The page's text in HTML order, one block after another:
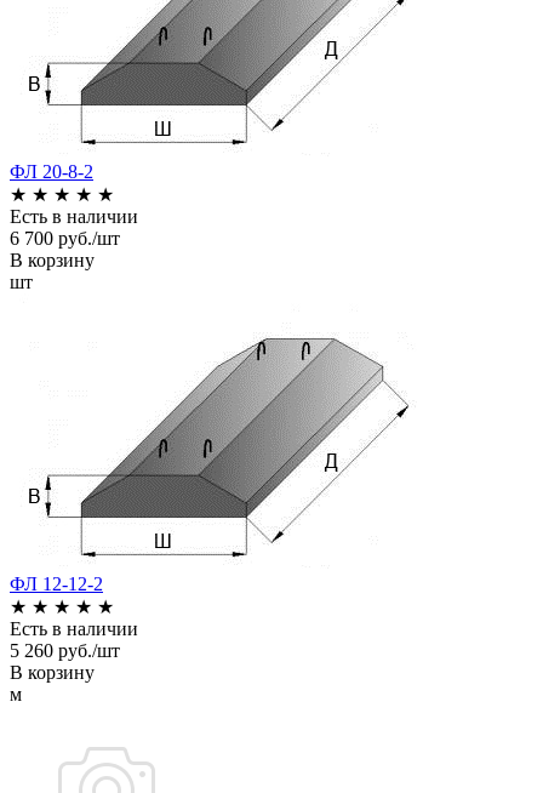
ФЛ 20-8-2
★ ★ ★ ★ ★
Есть в наличии
6 700 руб./шт
В корзину
шт
ФЛ 12-12-2
★ ★ ★ ★ ★
Есть в наличии
5 260 руб./шт
В корзину
м